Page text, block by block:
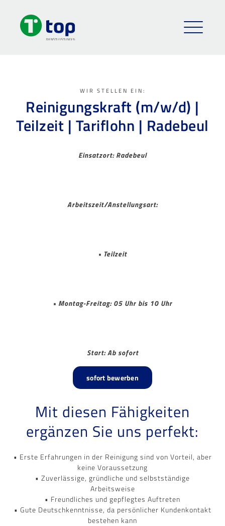
WIR STELLEN EIN:
Reinigungskraft (m/w/d) |
Teilzeit | Tariflohn | Radebeul
Einsatzort: Radebeul
Arbeitszeit/Anstellungsart:
• Teilzeit
• Montag-Freitag: 05 Uhr bis 10 Uhr
Start: Ab sofort
sofort bewerben
Mit diesen Fähigkeiten
ergänzen Sie uns perfekt:
• Erste Erfahrungen in der Reinigung sind von Vorteil, aber
keine Voraussetzung
• Zuverlässige, gründliche und selbstständige
Arbeitsweise
• Freundliches und gepflegtes Auftreten
• Gute Deutschkenntnisse, da persönlicher Kundenkontakt
bestehen kann